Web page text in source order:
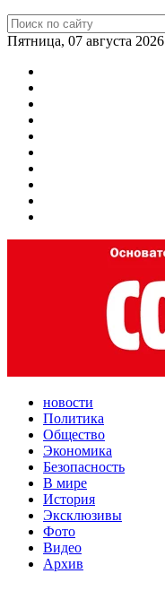
Пятница, 07 августа 2026
новости
Политика
Общество
Экономика
Безопасность
В мире
История
Эксклюзивы
Фото
Видео
Архив